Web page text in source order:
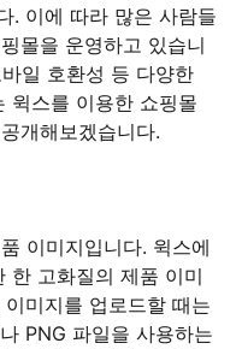
. 이에 따라 많은 사람들
몰을 운영하고 있습니
일 호환성 등 다양한
윅스를 이용한 쇼핑몰
개해보겠습니다.
이미지입니다. 윅스에
한 고화질의 제품 이미
미지를 업로드할 때는
PNG 파일을 사용하는